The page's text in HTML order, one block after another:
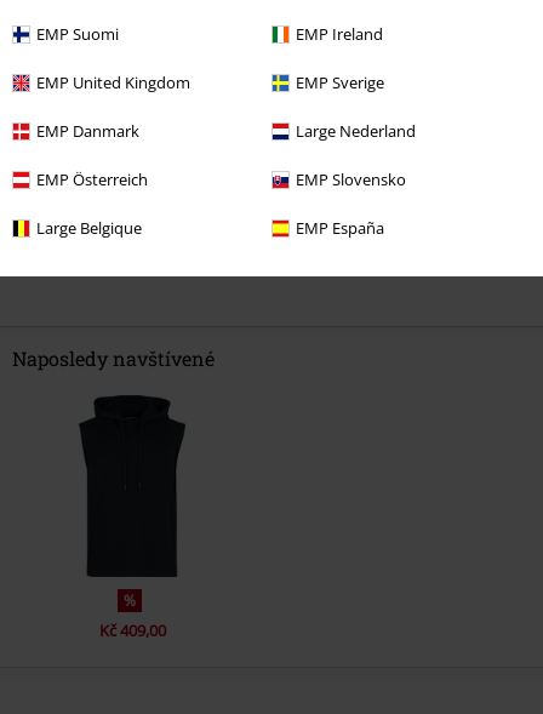
EMP Suomi EMP Ireland
EMP United Kingdom EMP Sverige
EMP Danmark Large Nederland
EMP Österreich EMP Slovensko
Large Belgique EMP España
Naposledy navštívené
%
Kč 409,00